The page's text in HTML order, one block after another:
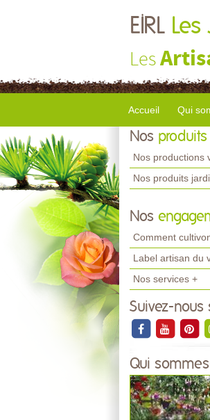
EIRL Les
Les
Accueil Qui
Nos produits
Nos productions
Nos produits
Nos
Comment
Label artisan du
Nos services +
Suivez-nous
Qui sommes